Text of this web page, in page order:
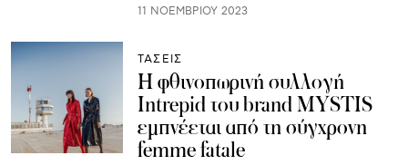
11 ΝΟΕΜΒΡΊΟΥ 2023
ΤΑΣΕΙΣ
Η φθινοπωρινή συλλογή
Intrepid του brand MYSTIS
εμπνέεται από τη σύγχρονη
femme fatale